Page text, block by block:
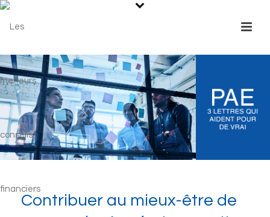
Contribuer au mieux-être de